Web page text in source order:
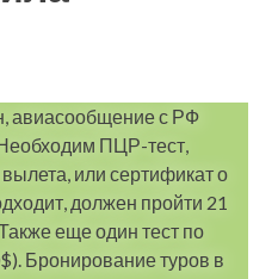
авиасообщение с РФ
ПЦР-тест,
или сертификат о
должен пройти 21
еще один тест по
Бронирование туров в